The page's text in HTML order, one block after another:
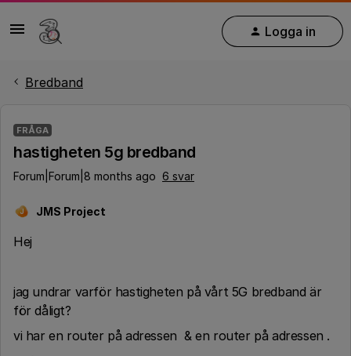
Logga in
Bredband
FRÅGA
hastigheten 5g bredband
Forum|Forum|8 months ago 6 svar
J JMS Project
Hej
jag undrar varför hastigheten på vårt 5G bredband är
för dåligt?
vi har en router på adressen & en router på adressen .